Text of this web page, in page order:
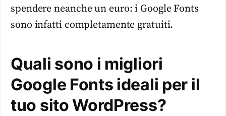
spendere neanche un euro: i Google Fonts
sono infatti completamente gratuiti.
Quali sono i migliori
Google Fonts ideali per il
tuo sito WordPress?